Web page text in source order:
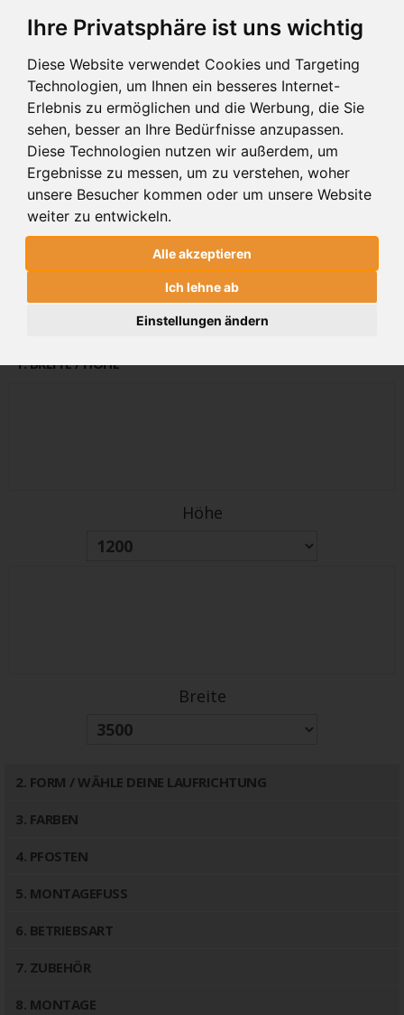
Ihre Privatsphäre ist uns wichtig
Diese Website verwendet Cookies und Targeting
Technologien, um Ihnen ein besseres Internet-
Erlebnis zu ermöglichen und die Werbung, die Sie
sehen, besser an Ihre Bedürfnisse anzupassen.
Diese Technologien nutzen wir außerdem, um
Ergebnisse zu messen, um zu verstehen, woher
unsere Besucher kommen oder um unsere Website
weiter zu entwickeln.
Alle akzeptieren
Ich lehne ab
Einstellungen ändern
10.111
SCHIEBETORE 10.111
5623 €
10.00
SCHIEBETORE 10.00
1774 €
SCHIEBETORE 10.111
PREIS
(inkl 19% MwSt.) 5623€
1. BREITE / HÖHE
Höhe
Breite
2. FORM / WÄHLE DEINE LAUFRICHTUNG
3. FARBEN
4. PFOSTEN
5. MONTAGEFUSS
6. BETRIEBSART
7. ZUBEHÖR
8. MONTAGE